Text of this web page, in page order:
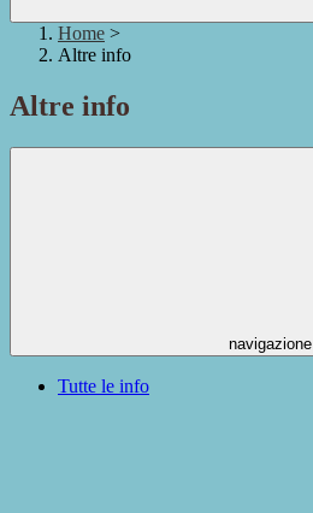
Home >
Altre info
Altre info
navigazione
Tutte le info